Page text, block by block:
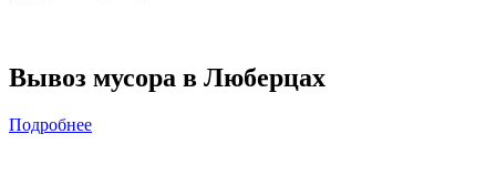
Вывоз мусора в Люберцах
Подробнее